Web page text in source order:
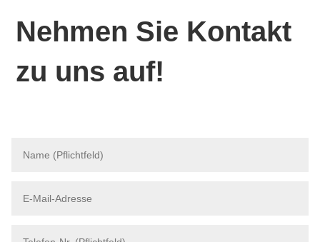
Nehmen Sie Kontakt
zu uns auf!